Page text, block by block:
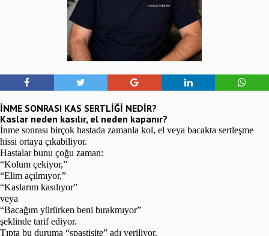
İNME SONRASI KAS SERTLİĞİ NEDİR?
Kaslar neden kasılır, el neden kapanır?
İnme sonrası birçok hastada zamanla kol, el veya bacakta sertleşme
hissi ortaya çıkabiliyor.
Hastalar bunu çoğu zaman:
“Kolum çekiyor,”
“Elim açılmıyor,”
“Kaslarım kasılıyor”
veya
“Bacağım yürürken beni bırakmıyor”
şeklinde tarif ediyor.
Tıpta bu duruma “spastisite” adı veriliyor.